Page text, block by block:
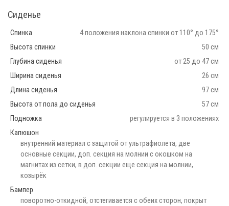
Сиденье
Спинка
4 положения наклона спинки от 110° до 175°
Высота спинки
50 см
Глубина сиденья
от 25 до 47 см
Ширина сиденья
26 см
Длина сиденья
97 см
Высота от пола до сиденья
57 см
Подножка
регулируется в 3 положениях
Капюшон
внутренний материал с защитой от ультрафиолета, две
основные секции, доп. секция на молнии с окошком на
магнитах из сетки, в доп. секции еще секция на молнии,
козырёк
Бампер
поворотно-откидной, отстегивается с обеих сторон, покрыт